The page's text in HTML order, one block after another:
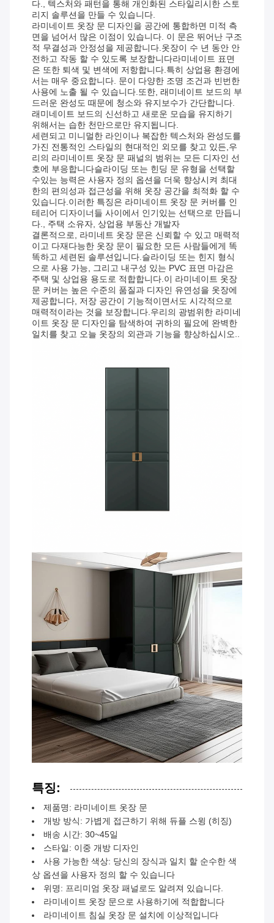
다., 텍스처와 패턴을 통해 개인화된 스타일리시한 스토
리지 솔루션을 만들 수 있습니다.
라미네이트 옷장 문 디자인을 공간에 통합하면 미적 측
면을 넘어서 많은 이점이 있습니다. 이 문은 뛰어난 구조
적 무결성과 안정성을 제공합니다.옷장이 수 년 동안 안
전하고 작동 할 수 있도록 보장합니다라미네이트 표면
은 또한 퇴색 및 변색에 저항합니다.특히 상업용 환경에
서는 매우 중요합니다. 문이 다양한 조명 조건과 빈번한
사용에 노출 될 수 있습니다.또한, 래미네이트 보드의 부
드러운 완성도 때문에 청소와 유지보수가 간단합니다.
래미네이트 보드의 신선하고 새로운 모습을 유지하기
위해서는 습한 천만으로만 유지됩니다.
세련되고 미니멀한 라인이나 복잡한 텍스처와 완성도를
가진 전통적인 스타일의 현대적인 외모를 찾고 있든,우
리의 라미네이트 옷장 문 패널의 범위는 모든 디자인 선
호에 부응합니다슬라이딩 또는 힌딩 문 유형을 선택할
수있는 능력은 사용자 정의 옵션을 더욱 향상시켜 최대
한의 편의성과 접근성을 위해 옷장 공간을 최적화 할 수
있습니다.이러한 특징은 라미네이트 옷장 문 커버를 인
테리어 디자이너들 사이에서 인기있는 선택으로 만듭니
다., 주택 소유자, 상업용 부동산 개발자
결론적으로, 라미네트 옷장 문은 신뢰할 수 있고 매력적
이고 다재다능한 옷장 문이 필요한 모든 사람들에게 똑
똑하고 세련된 솔루션입니다.슬라이딩 또는 힌지 형식
으로 사용 가능, 그리고 내구성 있는 PVC 표면 마감은
주택 및 상업용 용도로 적합합니다.이 라미네이트 옷장
문 커버는 높은 수준의 품질과 디자인 유연성을 옷장에
제공합니다, 저장 공간이 기능적이면서도 시각적으로
매력적이라는 것을 보장합니다.우리의 광범위한 라미네
이트 옷장 문 디자인을 탐색하여 귀하의 필요에 완벽한
일치를 찾고 오늘 옷장의 외관과 기능을 향상하십시오..
특징:
제품명: 라미네이트 옷장 문
개방 방식: 가볍게 접근하기 위해 듀플 스윙 (히징)
배송 시간: 30~45일
스타일: 이중 개방 디자인
사용 가능한 색상: 당신의 장식과 일치 할 순수한 색
상 옵션을 사용자 정의 할 수 있습니다
위명: 프리미엄 옷장 패널로도 알려져 있습니다.
라미네이트 옷장 문으로 사용하기에 적합합니다
라미네이트 침실 옷장 문 설치에 이상적입니다